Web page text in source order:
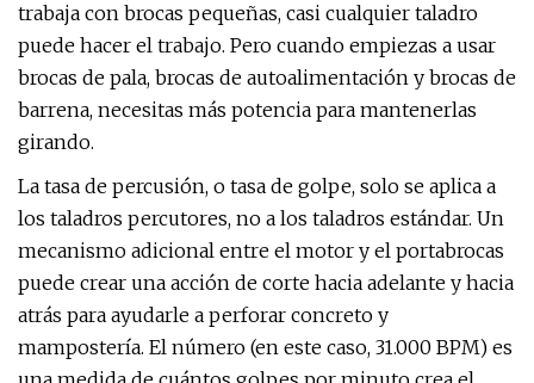
trabaja con brocas pequeñas, casi cualquier taladro
puede hacer el trabajo. Pero cuando empiezas a usar
brocas de pala, brocas de autoalimentación y brocas de
barrena, necesitas más potencia para mantenerlas
girando.
La tasa de percusión, o tasa de golpe, solo se aplica a
los taladros percutores, no a los taladros estándar. Un
mecanismo adicional entre el motor y el portabrocas
puede crear una acción de corte hacia adelante y hacia
atrás para ayudarle a perforar concreto y
mampostería. El número (en este caso, 31.000 BPM) es